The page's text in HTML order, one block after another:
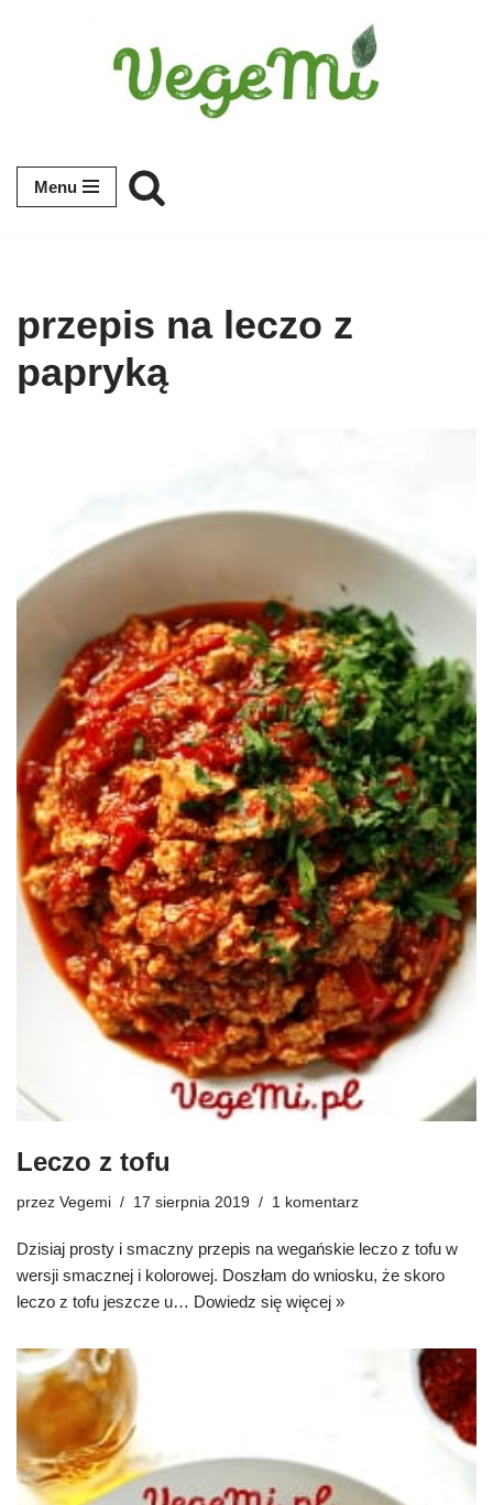
Menu
przepis na leczo z
papryką
Leczo z tofu
przez Vegemi 17 sierpnia 2019 1 komentarz
Dzisiaj prosty i smaczny przepis na wegańskie leczo z tofu w
wersji smacznej i kolorowej. Doszłam do wniosku, że skoro
leczo z tofu jeszcze u… Dowiedz się więcej »